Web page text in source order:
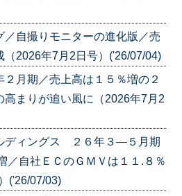
／自撮りモニターの進化版／売
（2026年7月2日号）('26/07/04)
月期／売上高は１５％増の２
高まりが追い風に（2026年7月2
ディングス ２６年３―５月期
／自社ＥＣのＧＭＶは１１.８％
('26/07/03)